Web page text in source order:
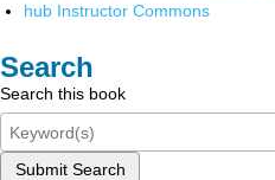
hub Instructor Commons
Search
Search this book
Submit Search